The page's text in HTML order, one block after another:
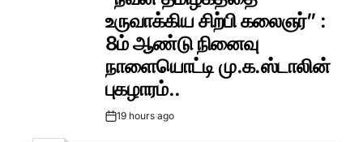
உருவாக்கிய சிற்பி கலைஞர்” :
8ம் ஆண்டு நினைவு
நாளையொட்டி மு.க.ஸ்டாலின்
புகழாரம்..
Post19 hours ago